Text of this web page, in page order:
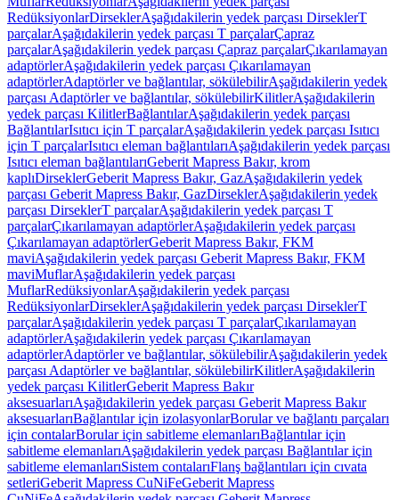
RedüksiyonlarDirseklerAşağıdakilerin yedek parçası DirseklerT
parçalarAşağıdakilerin yedek parçası T parçalarÇapraz
parçalarAşağıdakilerin yedek parçası Çapraz parçalarÇıkarılamayan
adaptörlerAşağıdakilerin yedek parçası Çıkarılamayan
adaptörlerAdaptörler ve bağlantılar, sökülebilirAşağıdakilerin yedek
parçası Adaptörler ve bağlantılar, sökülebilirKilitlerAşağıdakilerin
yedek parçası KilitlerBağlantılarAşağıdakilerin yedek parçası
BağlantılarIsıtıcı için T parçalarAşağıdakilerin yedek parçası Isıtıcı
için T parçalarIsıtıcı eleman bağlantılarıAşağıdakilerin yedek parçası
Isıtıcı eleman bağlantılarıGeberit Mapress Bakır, krom
kaplıDirseklerGeberit Mapress Bakır, GazAşağıdakilerin yedek
parçası Geberit Mapress Bakır, GazDirseklerAşağıdakilerin yedek
parçası DirseklerT parçalarAşağıdakilerin yedek parçası T
parçalarÇıkarılamayan adaptörlerAşağıdakilerin yedek parçası
Çıkarılamayan adaptörlerGeberit Mapress Bakır, FKM
maviAşağıdakilerin yedek parçası Geberit Mapress Bakır, FKM
maviMuflarAşağıdakilerin yedek parçası
MuflarRedüksiyonlarAşağıdakilerin yedek parçası
RedüksiyonlarDirseklerAşağıdakilerin yedek parçası DirseklerT
parçalarAşağıdakilerin yedek parçası T parçalarÇıkarılamayan
adaptörlerAşağıdakilerin yedek parçası Çıkarılamayan
adaptörlerAdaptörler ve bağlantılar, sökülebilirAşağıdakilerin yedek
parçası Adaptörler ve bağlantılar, sökülebilirKilitlerAşağıdakilerin
yedek parçası KilitlerGeberit Mapress Bakır
aksesuarlarıAşağıdakilerin yedek parçası Geberit Mapress Bakır
aksesuarlarıBağlantılar için izolasyonlarBorular ve bağlantı parçaları
için contalarBorular için sabitleme elemanlarıBağlantılar için
sabitleme elemanlarıAşağıdakilerin yedek parçası Bağlantılar için
sabitleme elemanlarıSistem contalarıFlanş bağlantıları için cıvata
setleriGeberit Mapress CuNiFeGeberit Mapress